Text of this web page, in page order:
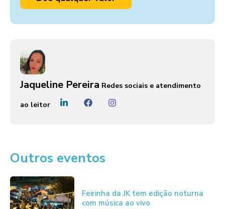
Jaqueline Pereira Redes sociais e atendimento
ao leitor
Outros eventos
Feirinha da JK tem edição noturna
com música ao vivo